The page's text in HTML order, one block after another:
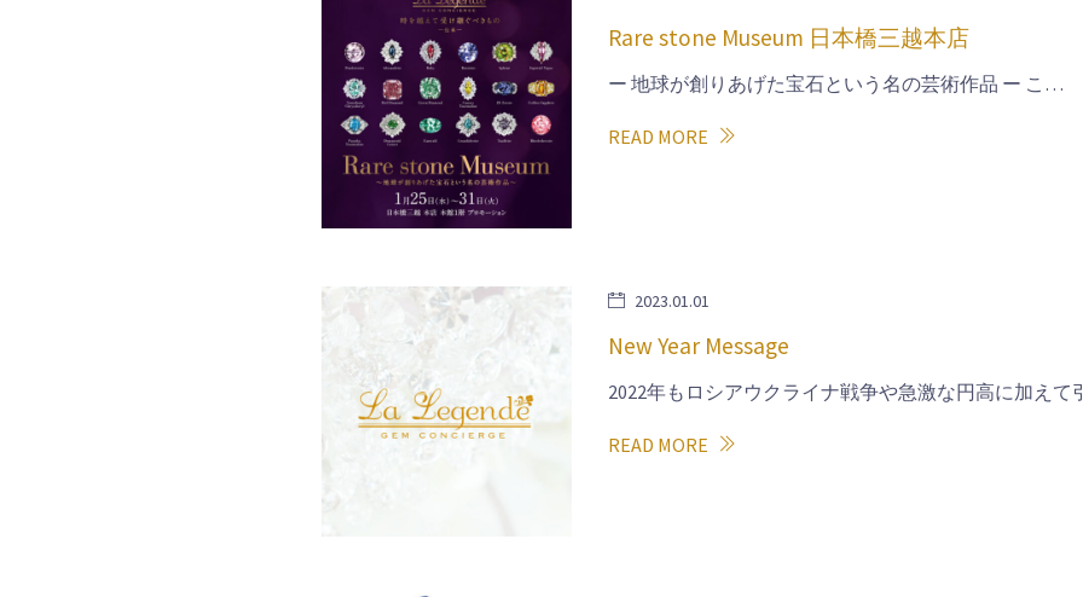
Rare stone Museum 日本橋三越本店
ー 地球が創りあげた宝石という名の芸術作品 ー こ…
READ MORE
2023.01.01
New Year Message
2022年もロシアウクライナ戦争や急激な円高に加え
READ MORE